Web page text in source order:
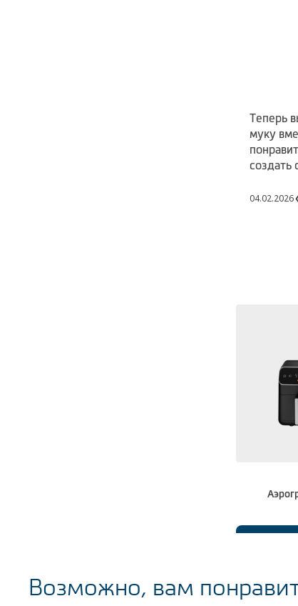
Теперь
муку
создать
04.02.2026
Возможно, вам